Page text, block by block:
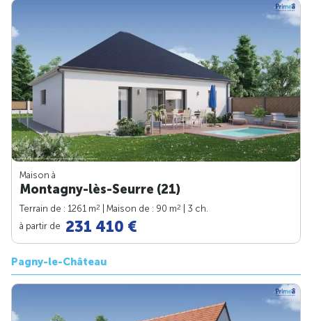
Maison à
Montagny-lès-Seurre (21)
Terrain de : 1261 m2 | Maison de : 90 m2
| 3 ch.
à partir de 231 410 €
Pagny-le-Château